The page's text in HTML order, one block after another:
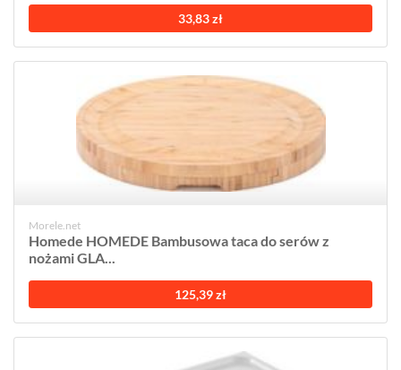
33,83 zł
Morele.net
Homede HOMEDE Bambusowa taca do serów z
nożami GLA...
125,39 zł